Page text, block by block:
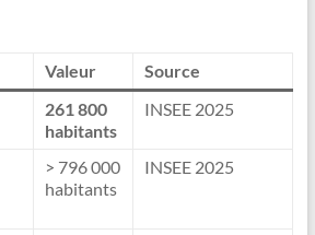
Valeur
Source
261 800
habitants
INSEE 2025
> 796 000
habitants
INSEE 2025